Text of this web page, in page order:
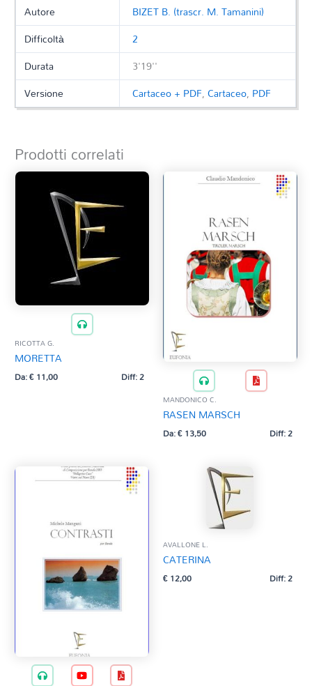
Autore
BIZET B. (trascr. M. Tamanini)
Difficoltà
2
Durata
3'19''
Versione
Cartaceo + PDF,Cartaceo, PDF
Prodotti correlati
RICOTTA G.
MORETTA
Da:€11,00 Diff: 2
MANDONICO C.
RASEN MARSCH
Da:€13,50 Diff: 2
AVALLONE L.
CATERINA
€12,00 Diff: 2